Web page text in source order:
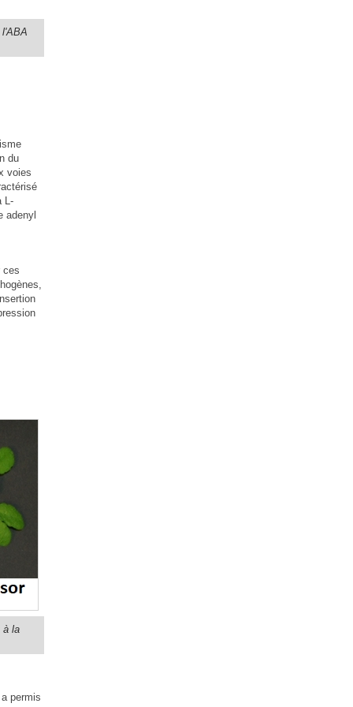
du
voies
L-
adenyl
ces
à la
permis